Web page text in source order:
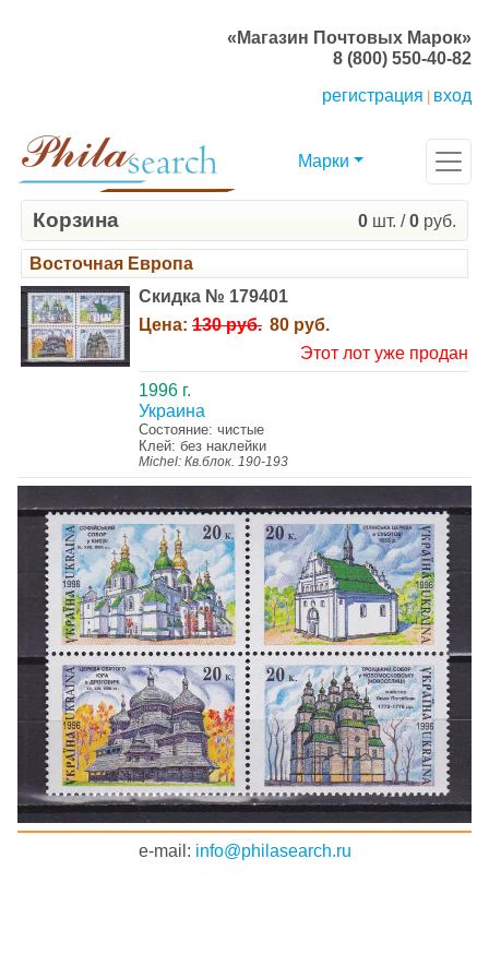
«Магазин Почтовых Марок»
8 (800) 550-40-82
регистрация
вход
Марки
Корзина 0 шт. /0 руб.
Восточная Европа
Скидка № 179401
Цена: 130 руб. 80 руб.
Этот лот уже продан
1996 г.
Украина
Состояние: чистые
Клей: без наклейки
Michel: Кв.блок. 190-193
e-mail: info@philasearch.ru